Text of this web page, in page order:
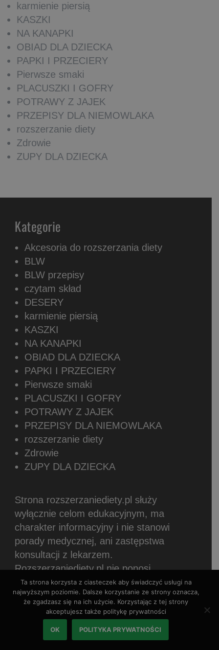
karmienie piersią
KASZKI
NA KANAPKI
OBIAD DLA DZIECKA
PAPKI I PRZECIERY
Pierwsze smaki
PLACUSZKI I GOFRY
POTRAWY Z JAJEK
PRZEPISY DLA NIEMOWLAKA
rozszerzanie diety
Zdrowie
ZUPY DLA DZIECKA
Kategorie
Akcesoria do rozszerzania diety
BLW
BLW przepisy
czytam skład
DESERY
karmienie piersią
KASZKI
NA KANAPKI
OBIAD DLA DZIECKA
PAPKI I PRZECIERY
Pierwsze smaki
PLACUSZKI I GOFRY
POTRAWY Z JAJEK
PRZEPISY DLA NIEMOWLAKA
rozszerzanie diety
Zdrowie
ZUPY DLA DZIECKA
Strona rozszerzaniediety.pl służy
wyłącznie celom edukacyjnym, ma
charakter informacyjny i nie stanowi
porady medycznej, ani zastępstwa
konsultacji z lekarzem.
Rozszerzaniediety.pl nie ponosi
odpowiedzialności wynikającej z
zastosowania informacji zamieszczonych
w witrynie.Zamieszczane treści stanowią
subiektywne zdanie autorów.
Ta strona korzysta z ciasteczek aby świadczyć usługi na
najwyższym poziomie. Dalsze korzystanie ze strony oznacza,
że zgadzasz się na ich użycie. Korzystając z tej strony
akceptujesz także politykę prywatności
OK POLITYKA PRYWATNOŚCI